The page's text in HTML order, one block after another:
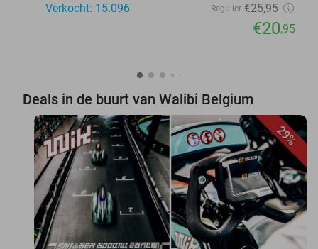
Verkocht: 15.096
Regulier €25,95
€20,95
Deals in de buurt van Walibi Belgium
29%